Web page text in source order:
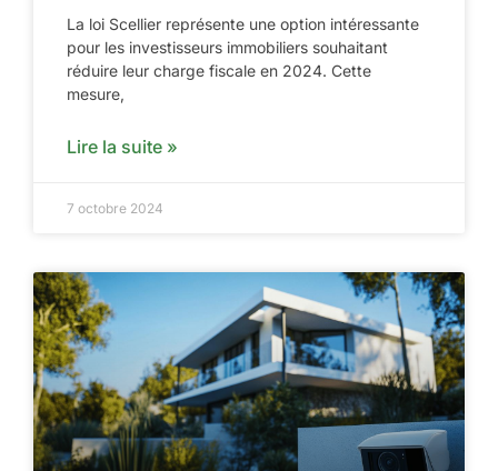
La loi Scellier représente une option intéressante
pour les investisseurs immobiliers souhaitant
réduire leur charge fiscale en 2024. Cette
mesure,
Lire la suite »
7 octobre 2024